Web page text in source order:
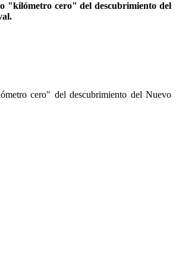
"kilómetro cero" del descubrimiento del
cero" del descubrimiento del Nuevo